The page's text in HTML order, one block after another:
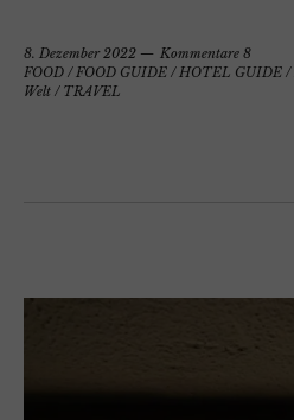
8. Dezember 2022
Kommentare 8
FOOD / FOOD GUIDE / HOTEL GUIDE /
Welt / TRAVEL